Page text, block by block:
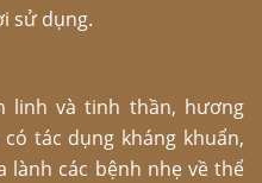
sử dụng.
linh và tinh thần, hương
tác dụng kháng khuẩn,
lành các bệnh nhẹ về thể